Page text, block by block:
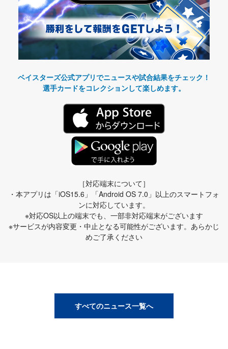
ベイスターズ公式アプリでニュースや試合結果をチェック！
選手カードをコレクションして楽しめます。
［対応端末について］
・本アプリは「iOS15.6」「Android OS 7.0」以上のスマートフォ
ンに対応しています。
※対応OS以上の端末でも、一部非対応端末がございます
※サービスが内容変更・中止となる可能性がございます。あらかじ
めご了承ください
すべてのニュース一覧へ